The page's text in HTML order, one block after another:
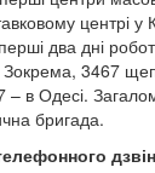
центрі у
два дні
3467
– в Одесі.
бригада.